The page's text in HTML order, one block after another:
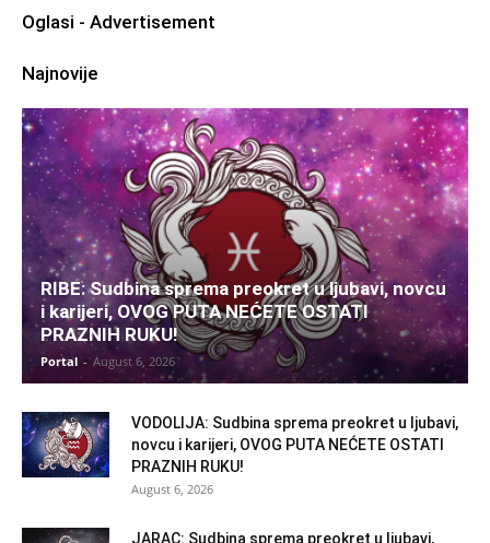
Oglasi - Advertisement
Najnovije
RIBE: Sudbina sprema preokret u ljubavi, novcu
i karijeri, OVOG PUTA NEĆETE OSTATI
PRAZNIH RUKU!
Portal - August 6, 2026
VODOLIJA: Sudbina sprema preokret u ljubavi,
novcu i karijeri, OVOG PUTA NEĆETE OSTATI
PRAZNIH RUKU!
August 6, 2026
JARAC: Sudbina sprema preokret u ljubavi,